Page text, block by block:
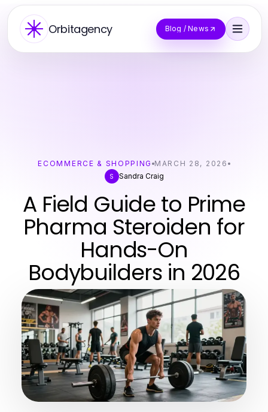
Orbitagency Blog / News
ECOMMERCE & SHOPPING MARCH 28, 2026
S
Sandra Craig
A Field Guide to Prime
Pharma Steroiden for
Hands-On
Bodybuilders in 2026